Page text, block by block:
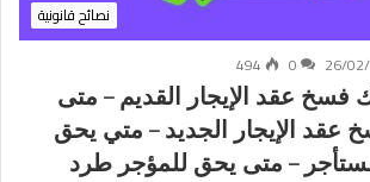
نصائح قانونية
26/
0
494
فسخ عقد الإيجار القديم – متى
عقد الإيجار الجديد – متي يحق
– متى يحق للمؤجر طرد